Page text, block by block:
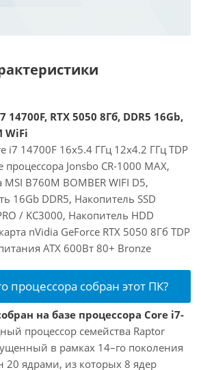
RTX 5050 8Гб, DDR5 16Gb,
WiFi
i7 14700F 16x5.4 ГГц 12x4.2 ГГц TDP
Jonsbo CR-1000 MAX,
B760M BOMBER WIFI D5,
16Gb DDR5, Накопитель SSD
/ KC3000, Накопитель HDD
nVidia GeForce RTX 5050 8Гб TDP
ATX 600Вт 80+ Bronze
процессора собран этот ПК?
на базе процессора Core i7-
процессор семейства Raptor
в рамках 14–го поколения
ядрами, из которых 8 ядер